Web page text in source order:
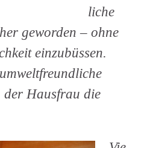
liche
geworden – ohne
einzubüssen.
der Hausfrau die